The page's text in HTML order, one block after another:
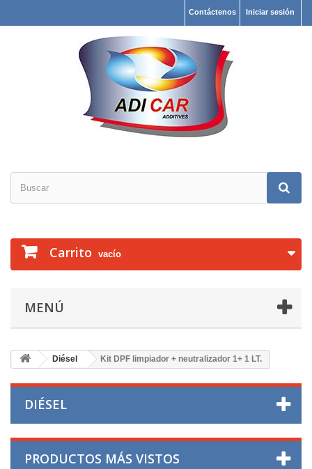
Iniciar sesión
Contáctenos
Carrito vacío
MENÚ
Diésel Kit DPF limpiador + neutralizador 1+ 1 LT.
DIÉSEL
PRODUCTOS MÁS VISTOS